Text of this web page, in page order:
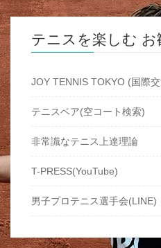
テニスを楽しむ お
JOY TENNIS TOKYO (国際
テニスベア(空コート検索)
非常識なテニス上達理論
T-PRESS(YouTube)
男子プロテニス選手会(LINE)